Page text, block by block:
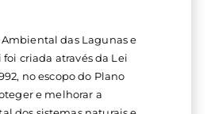
Ambiental das Lagunas e
criada através da Lei
no escopo do Plano
e melhorar a